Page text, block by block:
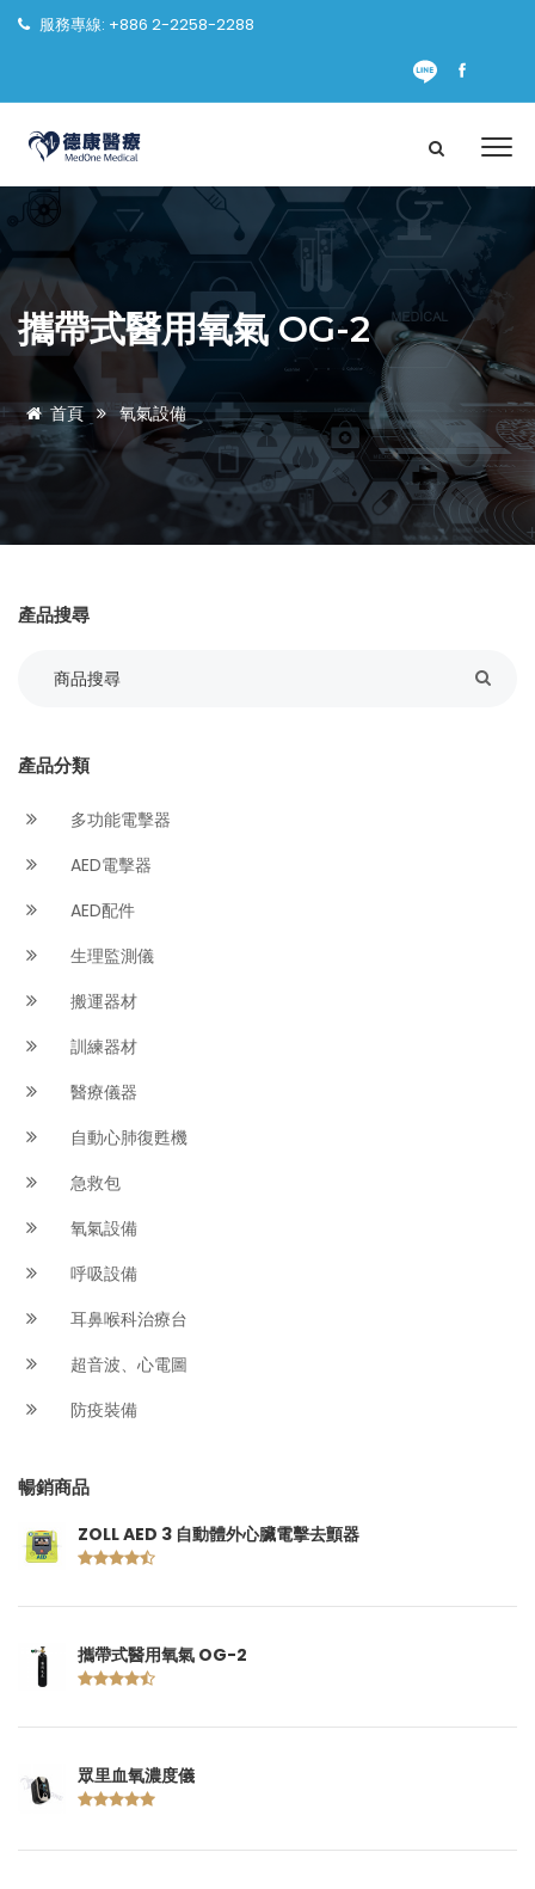
服務專線: +886 2-2258-2288
攜帶式醫用氧氣 OG-2
首頁 氧氣設備
產品搜尋
產品分類
多功能電擊器
AED電擊器
AED配件
生理監測儀
搬運器材
訓練器材
醫療儀器
自動心肺復甦機
急救包
氧氣設備
呼吸設備
耳鼻喉科治療台
超音波、心電圖
防疫裝備
暢銷商品
ZOLL AED 3 自動體外心臟電擊去顫器
攜帶式醫用氧氣 OG-2
眾里血氧濃度儀